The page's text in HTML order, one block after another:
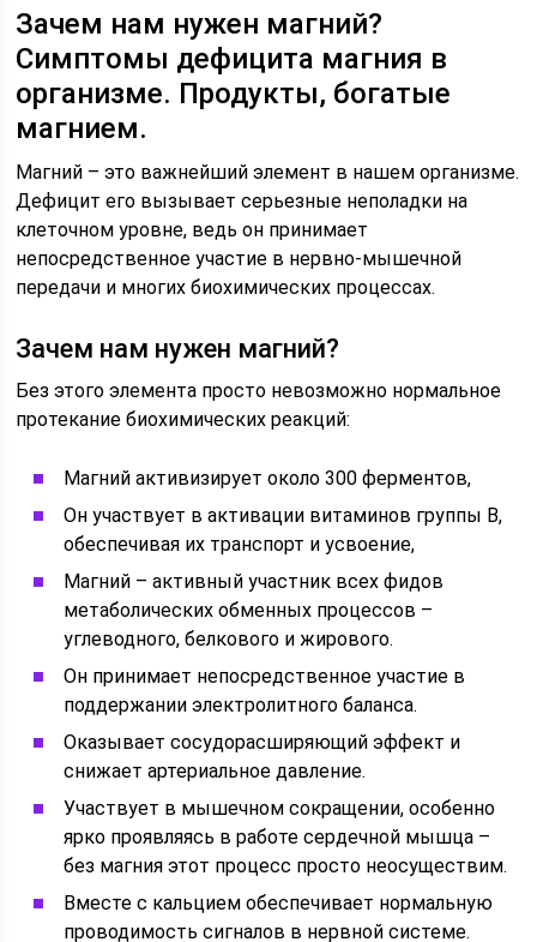
Зачем нам нужен магний?
Симптомы дефицита магния в
организме. Продукты, богатые
магнием.
Магний – это важнейший элемент в нашем организме.
Дефицит его вызывает серьезные неполадки на
клеточном уровне, ведь он принимает
непосредственное участие в нервно-мышечной
передачи и многих биохимических процессах.
Зачем нам нужен магний?
Без этого элемента просто невозможно нормальное
протекание биохимических реакций:
Магний активизирует около 300 ферментов,
Он участвует в активации витаминов группы В,
обеспечивая их транспорт и усвоение,
Магний – активный участник всех фидов
метаболических обменных процессов –
углеводного, белкового и жирового.
Он принимает непосредственное участие в
поддержании электролитного баланса.
Оказывает сосудорасширяющий эффект и
снижает артериальное давление.
Участвует в мышечном сокращении, особенно
ярко проявляясь в работе сердечной мышца –
без магния этот процесс просто неосуществим.
Вместе с кальцием обеспечивает нормальную
проводимость сигналов в нервной системе.